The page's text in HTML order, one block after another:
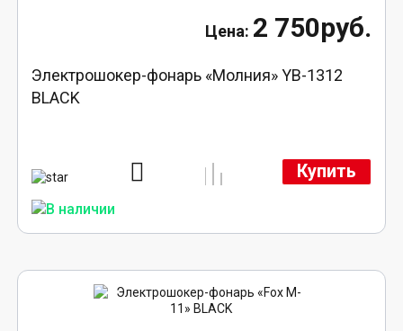
2 750руб.
Электрошокер-фонарь «Молния» YB-1312
BLACK
Купить